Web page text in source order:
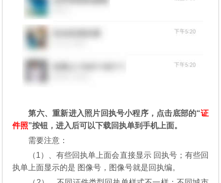
第六、重新进入照片回执号小程序，点击底部的“证
件照”按钮，进入后可以下载回执单到手机上面。
需要注意：
（1）、有些回执单上面会直接显示 回执号；有些回
执单上面显示的是 图像号，图像号就是回执编。